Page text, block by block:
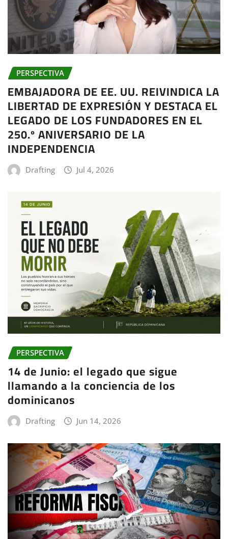
PERSPECTIVA
EMBAJADORA DE EE. UU. REIVINDICA LA
LIBERTAD DE EXPRESIÓN Y DESTACA EL
LEGADO DE LOS FUNDADORES EN EL
250.º ANIVERSARIO DE LA
INDEPENDENCIA
Drafting Jul 4, 2026
PERSPECTIVA
14 de Junio: el legado que sigue
llamando a la conciencia de los
dominicanos
Drafting Jun 14, 2026